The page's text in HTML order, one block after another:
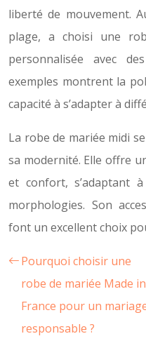
liberté de mouvement.
plage, a choisi une
personnalisée avec
exemples montrent la
capacité à s’adapter à
La robe de mariée midi
sa modernité. Elle offre
et confort, s’adaptant
morphologies. Son
font un excellent choix
Pourquoi choisir une
robe de mariée Made in
France pour un
responsable ?